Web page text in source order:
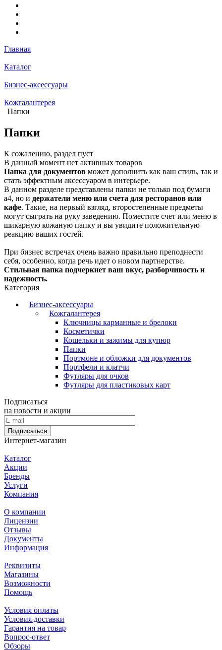
Главная
Каталог
Бизнес-аксессуары
Кожгалантерея
Папки
Папки
К сожалению, раздел пуст
В данный момент нет активных товаров
Папка для документов может дополнить как ваш стиль, так и
стать эффектным аксессуаром в интерьере.
В данном разделе представлены папки не только под бумаги
а4, но и держатели меню или счета для ресторанов или
кафе. Такие, на первый взгляд, второстепенные предметы
могут сыграть на руку заведению. Поместите счет или меню в
шикарную кожаную папку и вы увидите положительную
реакцию ваших гостей.
При бизнес встречах очень важно правильно преподнести
себя, особенно, когда речь идет о новом партнерстве.
Стильная папка подчеркнет ваш вкус, разборчивость и
надежность.
Категория
Бизнес-аксессуары
Кожгалантерея
Ключницы карманные и брелоки
Косметички
Кошельки и зажимы для купюр
Папки
Портмоне и обложки для документов
Портфели и клатчи
Футляры для очков
Футляры для пластиковых карт
Подписаться
на новости и акции
Подписаться
Интернет-магазин
Каталог
Акции
Бренды
Услуги
Компания
О компании
Лицензии
Отзывы
Документы
Информация
Реквизиты
Магазины
Возможности
Помощь
Условия оплаты
Условия доставки
Гарантия на товар
Вопрос-ответ
Обзоры